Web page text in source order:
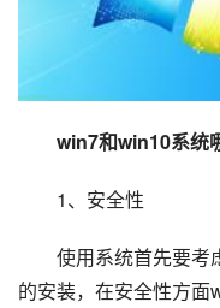
win7和win10系统
1、安全性
使用系统首先要考
的安装，在安全性方面